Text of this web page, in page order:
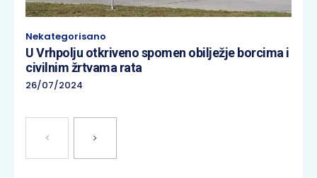
Nekategorisano
U Vrhpolju otkriveno spomen obilježje borcima i
civilnim žrtvama rata
26/07/2024